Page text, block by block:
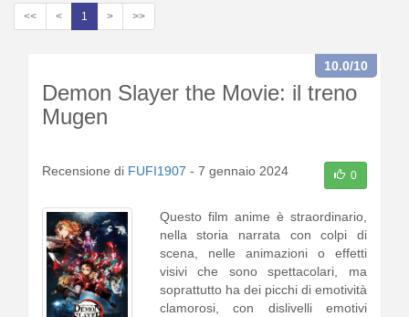
<< < 1 > >>
Demon Slayer the Movie: il treno
Mugen
10.0/10
Recensione di FUFI1907 - 7 gennaio 2024 0
Questo film anime è straordinario,
nella storia narrata con colpi di
scena, nelle animazioni o effetti
visivi che sono spettacolari, ma
soprattutto ha dei picchi di emotività
clamorosi, con dislivelli emotivi